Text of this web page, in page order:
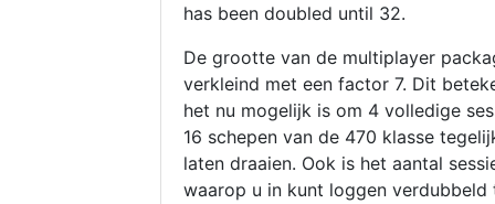
has been doubled until 32.
De grootte van de multiplayer
verkleind met een factor 7. Dit
het nu mogelijk is om 4 volledige
16 schepen van de 470 klasse
laten draaien. Ook is het aantal
waarop u in kunt loggen verdubbeld